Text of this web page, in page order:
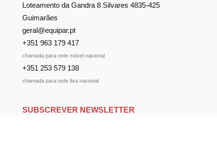
Loteamento da Gandra 8 Silvares 4835-425
Guimarães
geral@equipar.pt
+351 963 179 417
chamada para rede móvel nacional
+351 253 579 138
chamada para rede fixa nacional
SUBSCREVER NEWSLETTER